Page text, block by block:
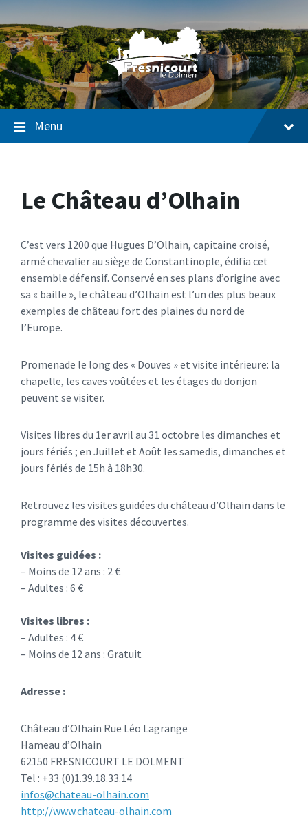
Passer
contenu
Passer
la
navigation
Passer
pied
de
page
Menu
Le Château d’Olhain
C’est vers 1200 que Hugues D’Olhain, capitaine croisé,
armé chevalier au siège de Constantinople, édifia cet
ensemble défensif. Conservé en ses plans d’origine avec
sa « baille », le château d’Olhain est l’un des plus beaux
exemples de château fort des plaines du nord de
l’Europe.
Promenade le long des « Douves » et visite intérieure: la
chapelle, les caves voûtées et les étages du donjon
peuvent se visiter.
Visites libres du 1er avril au 31 octobre les dimanches et
jours fériés ; en Juillet et Août les samedis, dimanches et
jours fériés de 15h à 18h30.
Retrouvez les visites guidées du château d’Olhain dans le
programme des visites découvertes.
Visites guidées :
– Moins de 12 ans : 2 €
– Adultes : 6 €
Visites libres :
– Adultes : 4 €
– Moins de 12 ans : Gratuit
Adresse :
Château d’Olhain Rue Léo Lagrange
Hameau d’Olhain
62150 FRESNICOURT LE DOLMENT
Tel : +33 (0)1.39.18.33.14
infos@chateau-olhain.com
http://www.chateau-olhain.com